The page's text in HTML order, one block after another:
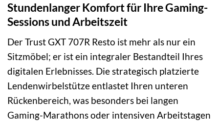
Stundenlanger Komfort für Ihre Gaming-
Sessions und Arbeitszeit
Der Trust GXT 707R Resto ist mehr als nur ein
Sitzmöbel; er ist ein integraler Bestandteil Ihres
digitalen Erlebnisses. Die strategisch platzierte
Lendenwirbelstütze entlastet Ihren unteren
Rückenbereich, was besonders bei langen
Gaming-Marathons oder intensiven Arbeitstagen